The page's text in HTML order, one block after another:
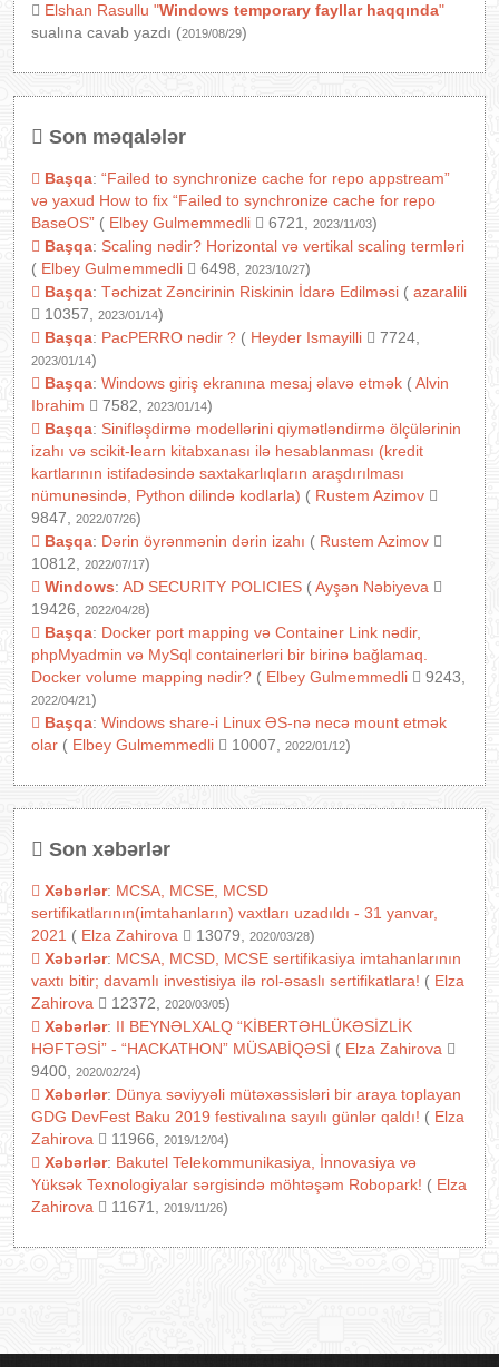
Elshan Rasullu "Windows temporary fayllar haqqında"
sualına cavab yazdı (2019/08/29)
Son məqalələr
Başqa: “Failed to synchronize cache for repo appstream”
və yaxud How to fix “Failed to synchronize cache for repo
BaseOS” ( Elbey Gulmemmedli 6721, 2023/11/03)
Başqa: Scaling nədir? Horizontal və vertikal scaling termləri
( Elbey Gulmemmedli 6498, 2023/10/27)
Başqa: Təchizat Zəncirinin Riskinin İdarə Edilməsi ( azaralili
10357,
2023/01/14)
Başqa: PacPERRO nədir ? ( Heyder Ismayilli 7724,
2023/01/14)
Başqa: Windows giriş ekranına mesaj əlavə etmək (Alvin
Ibrahim
7582, 2023/01/14)
Başqa: Sinifləşdirmə modellərini qiymətləndirmə ölçülərinin
izahı və scikit-learn kitabxanası ilə hesablanması (kredit
kartlarının istifadəsində saxtakarlıqların araşdırılması
nümunəsində, Python dilində kodlarla) ( Rustem Azimov
9847,
2022/07/26)
Başqa: Dərin öyrənmənin dərin izahı ( Rustem Azimov
10812,
2022/07/17)
Windows: AD SECURITY POLICIES (Ayşən Nəbiyeva
19426,
2022/04/28)
Başqa: Docker port mapping və Container Link nədir,
phpMyadmin və MySql containerləri bir birinə bağlamaq.
Docker volume mapping nədir? ( Elbey Gulmemmedli 9243,
2022/04/21)
Başqa: Windows share-i Linux ƏS-nə necə mount etmək
olar ( Elbey Gulmemmedli 10007, 2022/01/12)
Son xəbərlər
Xəbərlər: MCSA, MCSE, MCSD
sertifikatlarının(imtahanların) vaxtları uzadıldı - 31 yanvar,
2021 ( Elza Zahirova 13079, 2020/03/28)
Xəbərlər: MCSA, MCSD, MCSE sertifikasiya imtahanlarının
vaxtı bitir; davamlı investisiya ilə rol-əsaslı sertifikatlara! ( Elza
Zahirova
12372, 2020/03/05)
Xəbərlər: II BEYNƏLXALQ “KİBERTƏHLÜKƏSİZLİK
HƏFTƏSİ” - “HACKATHON” MÜSABİQƏSİ ( Elza Zahirova
9400,
2020/02/24)
Xəbərlər: Dünya səviyyəli mütəxəssisləri bir araya toplayan
GDG DevFest Baku 2019 festivalına sayılı günlər qaldı! ( Elza
Zahirova
11966, 2019/12/04)
Xəbərlər: Bakutel Telekommunikasiya, İnnovasiya və
Yüksək Texnologiyalar sərgisində möhtəşəm Robopark! ( Elza
Zahirova
11671, 2019/11/26)